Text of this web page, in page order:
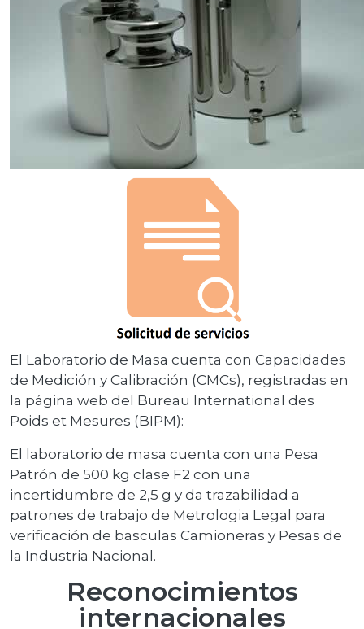
El Laboratorio de Masa cuenta con Capacidades
de Medición y Calibración (CMCs), registradas en
la página web del Bureau International des
Poids et Mesures (BIPM):
El laboratorio de masa cuenta con una Pesa
Patrón de 500 kg clase F2 con una
incertidumbre de 2,5 g y da trazabilidad a
patrones de trabajo de Metrologia Legal para
verificación de basculas Camioneras y Pesas de
la Industria Nacional.
Reconocimientos
internacionales